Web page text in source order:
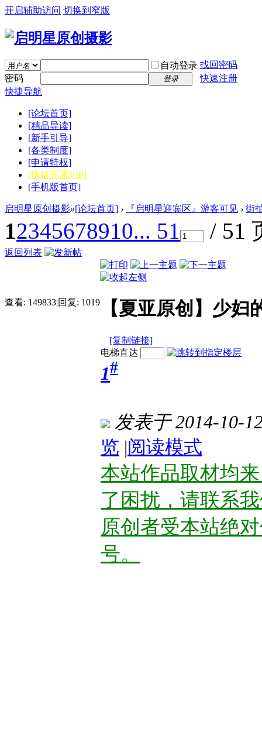
开启辅助访问 切换到窄版
自动登录 找回密码
密码
登录
快速注册
快捷导航
[论坛首页]
[精品导读]
[新手引导]
[各类制度]
[申请特权]
[快捷开通VIP]
[手机版首页]
启明星原创摄影»[论坛首页] › 『启明星迎宾区』游客可见 › 街
12345678910... 51 / 51
返回列表
查看: 149833|回复: 1019 【夏亚原创】少
[复制链接]
电梯直达
1#
发表于 2014-10-
览 |阅读模式
本站作品取材均
了困扰，请联系
原创者受本站绝
号。